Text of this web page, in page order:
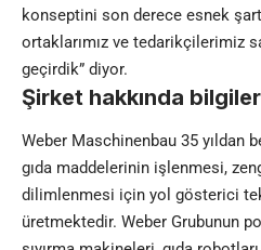
konseptini son derece esnek
ortaklarımız ve tedarikçilerimiz
geçirdik” diyor.
Şirket hakkında bilgiler
Weber Maschinenbau 35 yıldan
gıda maddelerinin işlenmesi,
dilimlenmesi için yol gösterici
üretmektedir. Weber Grubunun